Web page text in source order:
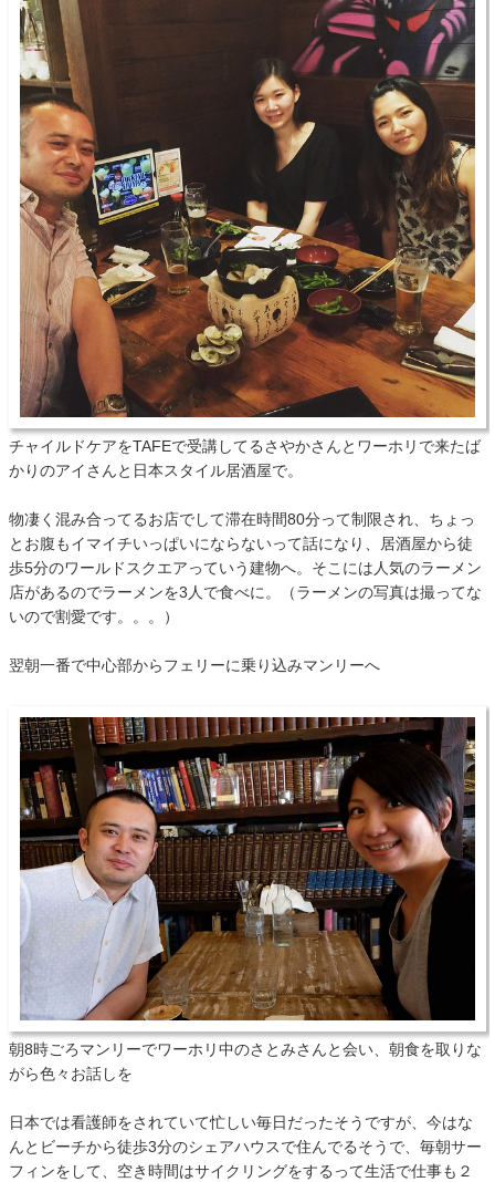
チャイルドケアをTAFEで受講してるさやかさんとワーホリで来たば
かりのアイさんと日本スタイル居酒屋で。
物凄く混み合ってるお店でして滞在時間80分って制限され、ちょっ
とお腹もイマイチいっぱいにならないって話になり、居酒屋から徒
歩5分のワールドスクエアっていう建物へ。そこには人気のラーメン
店があるのでラーメンを3人で食べに。（ラーメンの写真は撮ってな
いので割愛です。。。）
翌朝一番で中心部からフェリーに乗り込みマンリーへ
朝8時ごろマンリーでワーホリ中のさとみさんと会い、朝食を取りな
がら色々お話しを
日本では看護師をされていて忙しい毎日だったそうですが、今はな
んとビーチから徒歩3分のシェアハウスで住んでるそうで、毎朝サー
フィンをして、空き時間はサイクリングをするって生活で仕事も２